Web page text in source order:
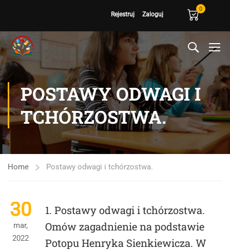
Rejestruj Zaloguj
0
POSTAWY ODWAGI I
TCHÓRZOSTWA.
Home Postawy odwagi i tchórzostwa.
30
mar,
2022
1. Postawy odwagi i tchórzostwa.
Omów zagadnienie na podstawie
Potopu Henryka Sienkiewicza. W